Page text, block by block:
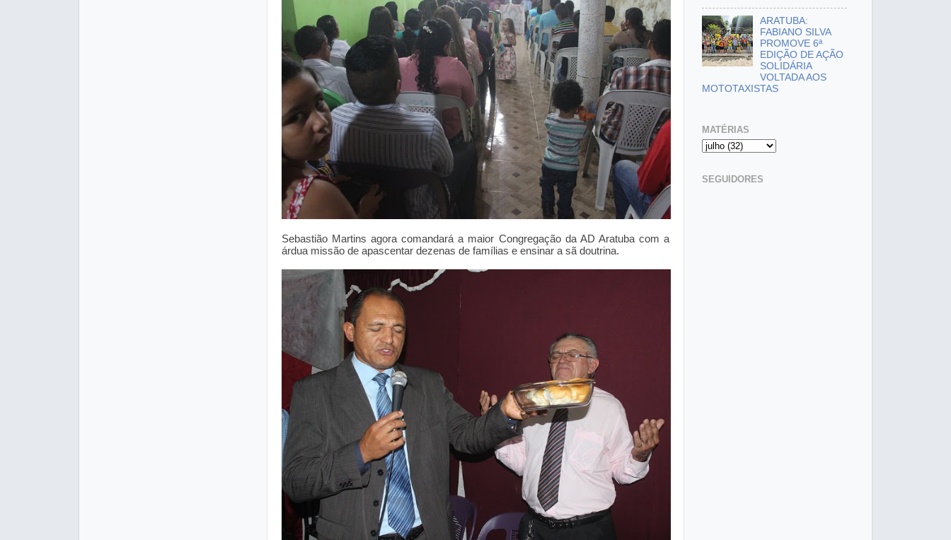
Sebastião Martins agora comandará a maior Congregação da AD Aratuba com a
árdua missão de apascentar dezenas de famílias e ensinar a sã doutrina.
ARATUBA:
FABIANO SILVA
PROMOVE 6ª
EDIÇÃO DE AÇÃO
SOLIDÁRIA
VOLTADA AOS
MOTOTAXISTAS
MATÉRIAS
SEGUIDORES